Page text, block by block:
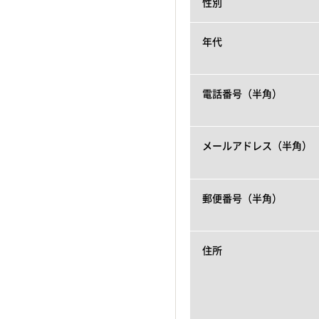
年代
電話番号（半角）
メールアドレス（半角）
郵便番号（半角）
住所